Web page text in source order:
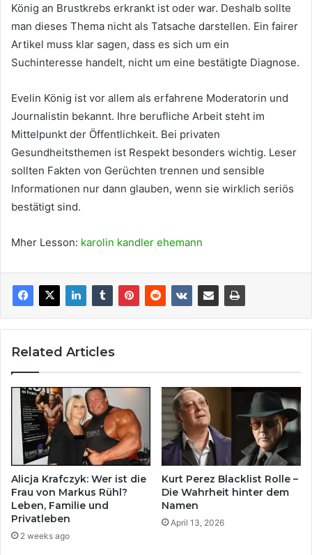
König an Brustkrebs erkrankt ist oder war. Deshalb sollte
man dieses Thema nicht als Tatsache darstellen. Ein fairer
Artikel muss klar sagen, dass es sich um ein
Suchinteresse handelt, nicht um eine bestätigte Diagnose.
Evelin König ist vor allem als erfahrene Moderatorin und
Journalistin bekannt. Ihre berufliche Arbeit steht im
Mittelpunkt der Öffentlichkeit. Bei privaten
Gesundheitsthemen ist Respekt besonders wichtig. Leser
sollten Fakten von Gerüchten trennen und sensible
Informationen nur dann glauben, wenn sie wirklich seriös
bestätigt sind.
Mher Lesson: karolin kandler ehemann
Related Articles
Alicja Krafczyk: Wer ist die
Frau von Markus Rühl?
Leben, Familie und
Privatleben
2 weeks ago
Kurt Perez Blacklist Rolle –
Die Wahrheit hinter dem
Namen
April 13, 2026